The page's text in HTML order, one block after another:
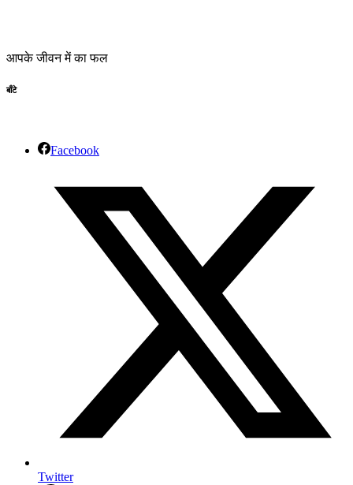
आपके जीवन में का फल
बाँटे
Facebook
Twitter